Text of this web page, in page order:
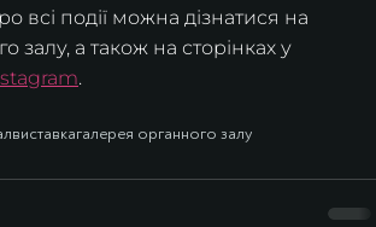
всі події можна дізнатися на
залу, а також на сторінках у
.
виставкагалерея органного залу